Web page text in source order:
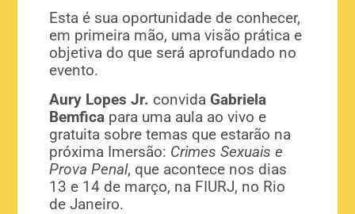
Esta é sua oportunidade de conhecer,
em primeira mão, uma visão prática e
objetiva do que será aprofundado no
evento.
Aury Lopes Jr. convida Gabriela
Bemfica para uma aula ao vivo e
gratuita sobre temas que estarão na
próxima Imersão: Crimes Sexuais e
Prova Penal, que acontece nos dias
13 e 14 de março, na FIURJ, no Rio
de Janeiro.